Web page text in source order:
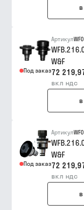
Под заказ
Артикул
W&F
72
вкл ндс
Под заказ
Артикул
W&F
72
вкл ндс